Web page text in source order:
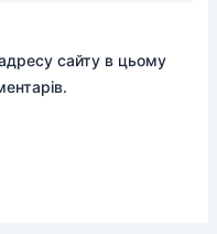
сайту в цьому